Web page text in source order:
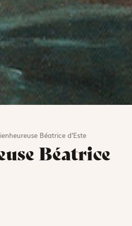
Béatrice d’Este
Béatrice